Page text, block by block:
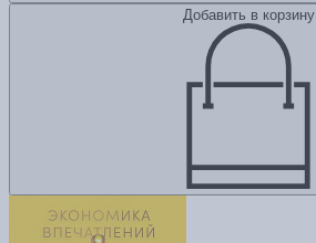
Добавить в корзину